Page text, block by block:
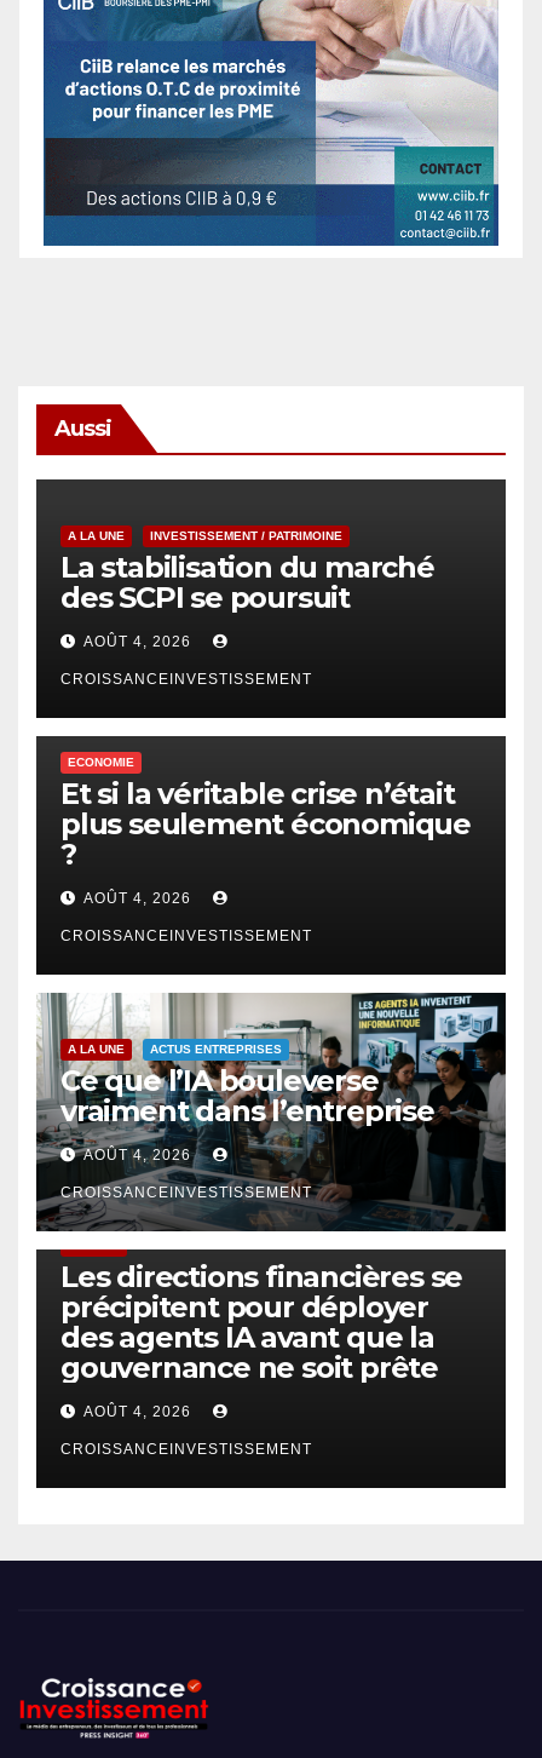
Aussi
A LA UNE INVESTISSEMENT / PATRIMOINE
La stabilisation du marché
des SCPI se poursuit
AOÛT 4, 2026
CROISSANCEINVESTISSEMENT
ECONOMIE
Et si la véritable crise n’était
plus seulement économique
?
AOÛT 4, 2026
CROISSANCEINVESTISSEMENT
A LA UNE ACTUS ENTREPRISES
Ce que l’IA bouleverse
vraiment dans l’entreprise
AOÛT 4, 2026
CROISSANCEINVESTISSEMENT
Les directions financières se
précipitent pour déployer
des agents IA avant que la
gouvernance ne soit prête
AOÛT 4, 2026
CROISSANCEINVESTISSEMENT